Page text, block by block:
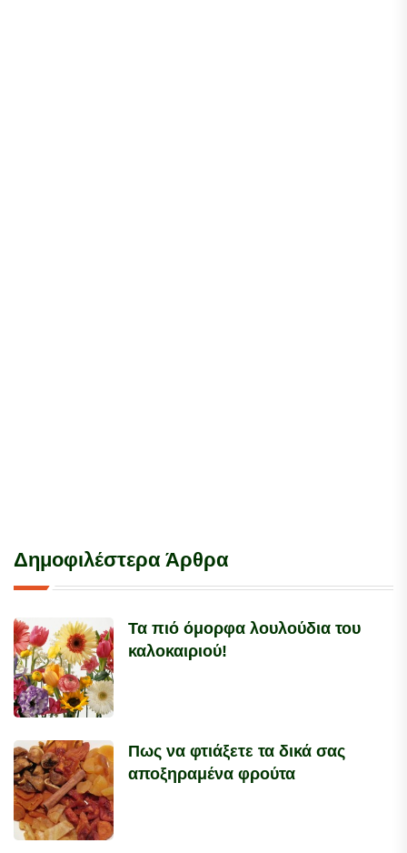
Δημοφιλέστερα Άρθρα
Τα πιό όμορφα λουλούδια του
καλοκαιριού!
Πως να φτιάξετε τα δικά σας
αποξηραμένα φρούτα